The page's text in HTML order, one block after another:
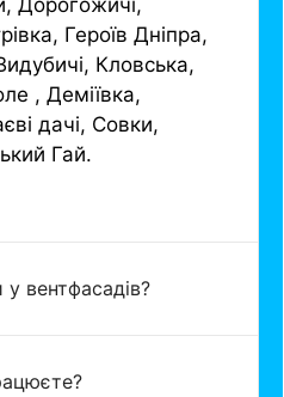
Героїв Дніпра,
Кловська,
, Деміївка,
дачі, Совки,
Гай.
вентфасадів?